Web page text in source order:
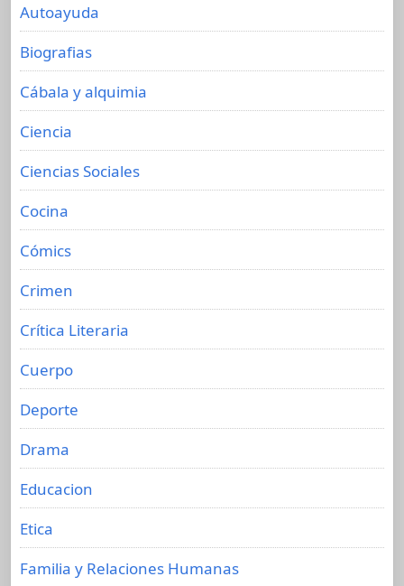
Autoayuda
Biografias
Cábala y alquimia
Ciencia
Ciencias Sociales
Cocina
Cómics
Crimen
Crítica Literaria
Cuerpo
Deporte
Drama
Educacion
Etica
Familia y Relaciones Humanas